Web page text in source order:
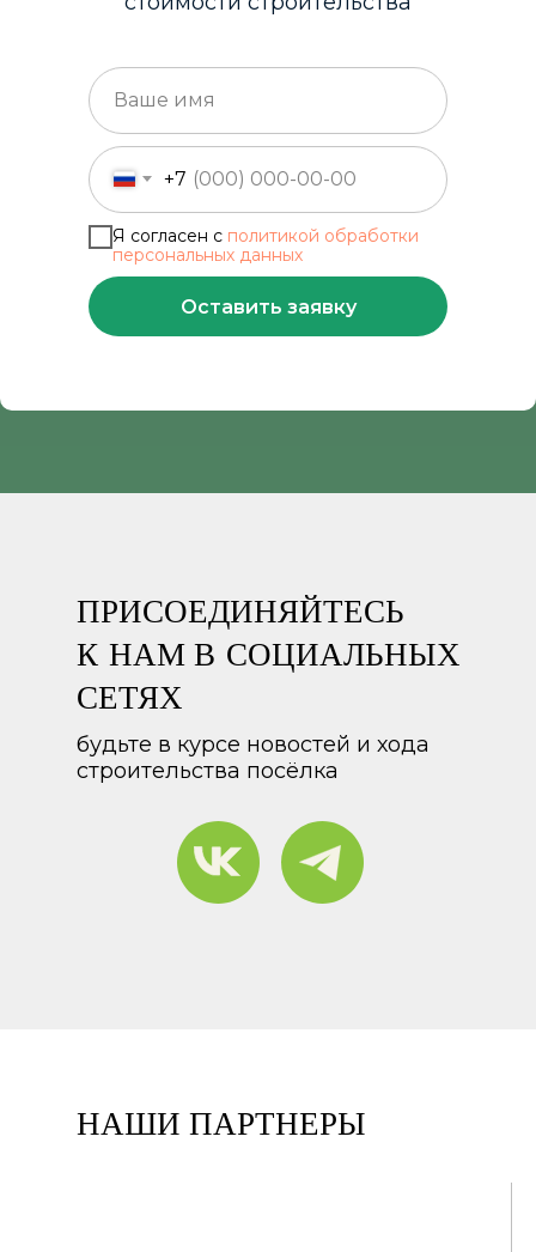
+7
Я согласен с политикой обработки
персональных данных
Оставить заявку
ПРИСОЕДИНЯЙТЕСЬ
К НАМ В СОЦИАЛЬНЫХ
СЕТЯХ
будьте в курсе новостей и хода
строительства посёлка
НАШИ ПАРТНЕРЫ